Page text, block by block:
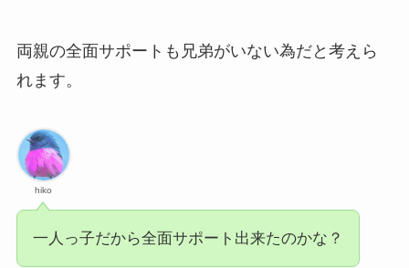
両親の全面サポートも兄弟がいない為だと考えら
れます。
hiko
一人っ子だから全面サポート出来たのかな？